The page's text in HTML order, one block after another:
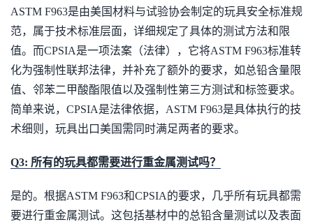
ASTM F963是由美国材料与试验协会制定的玩具安全标准规
范，属于技术标准层面，详细规定了具体的测试方法和限
值。而CPSIA是一项法案（法律），它将ASTM F963标准转
化为强制性联邦法律，并补充了额外的要求，如总铅含量限
值、邻苯二甲酸酯限值以及强制性第三方测试和标签要求。
简单来说，CPSIA是法律依据，ASTM F963是具体执行的技
术细则，玩具出口美国需同时满足两者的要求。
Q3: 所有的玩具都需要进行重金属测试吗？
是的。根据ASTM F963和CPSIA的要求，几乎所有玩具都需
要进行重金属测试。这包括基材中的总铅含量测试以及表面